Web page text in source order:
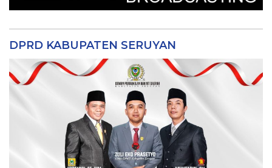
DPRD KABUPATEN SERUYAN